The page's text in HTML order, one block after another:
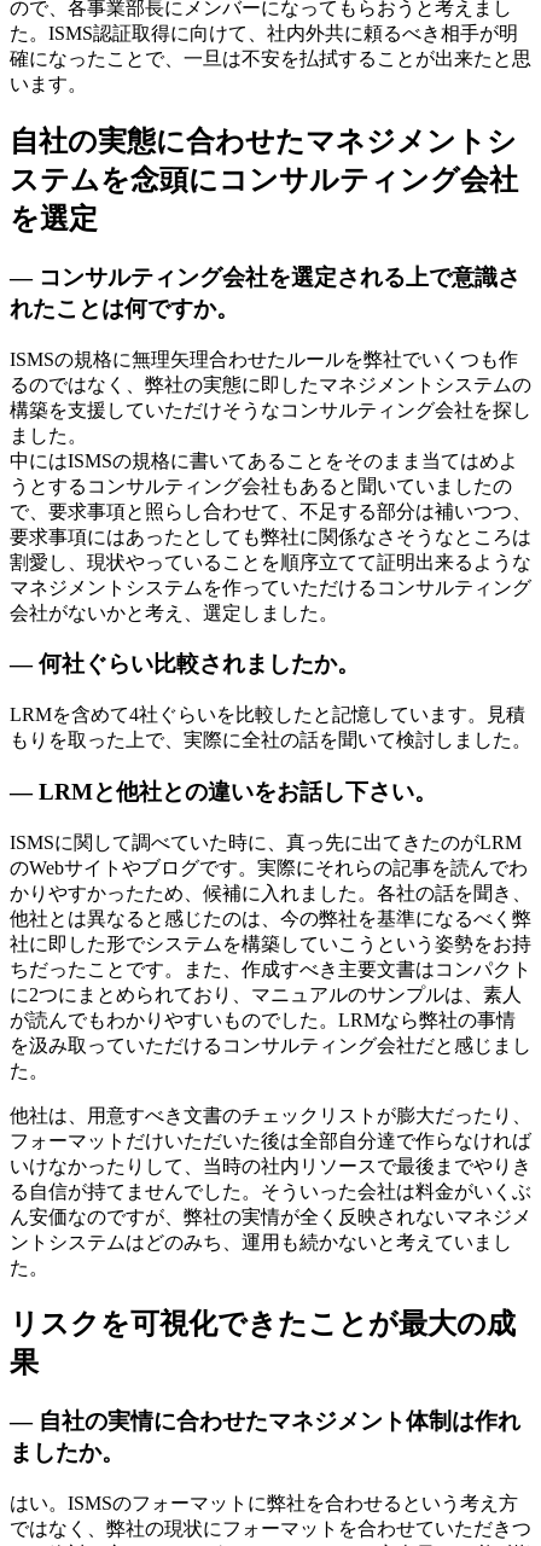
ので、各事業部長にメンバーになってもらおうと考えまし
た。ISMS認証取得に向けて、社内外共に頼るべき相手が明
確になったことで、一旦は不安を払拭することが出来たと思
います。
自社の実態に合わせたマネジメントシ
ステムを念頭にコンサルティング会社
を選定
— コンサルティング会社を選定される上で意識さ
れたことは何ですか。
ISMSの規格に無理矢理合わせたルールを弊社でいくつも作
るのではなく、弊社の実態に即したマネジメントシステムの
構築を支援していただけそうなコンサルティング会社を探し
ました。
中にはISMSの規格に書いてあることをそのまま当てはめよ
うとするコンサルティング会社もあると聞いていましたの
で、要求事項と照らし合わせて、不足する部分は補いつつ、
要求事項にはあったとしても弊社に関係なさそうなところは
割愛し、現状やっていることを順序立てて証明出来るような
マネジメントシステムを作っていただけるコンサルティング
会社がないかと考え、選定しました。
— 何社ぐらい比較されましたか。
LRMを含めて4社ぐらいを比較したと記憶しています。見積
もりを取った上で、実際に全社の話を聞いて検討しました。
— LRMと他社との違いをお話し下さい。
ISMSに関して調べていた時に、真っ先に出てきたのがLRM
のWebサイトやブログです。実際にそれらの記事を読んでわ
かりやすかったため、候補に入れました。各社の話を聞き、
他社とは異なると感じたのは、今の弊社を基準になるべく弊
社に即した形でシステムを構築していこうという姿勢をお持
ちだったことです。また、作成すべき主要文書はコンパクト
に2つにまとめられており、マニュアルのサンプルは、素人
が読んでもわかりやすいものでした。LRMなら弊社の事情
を汲み取っていただけるコンサルティング会社だと感じまし
た。
他社は、用意すべき文書のチェックリストが膨大だったり、
フォーマットだけいただいた後は全部自分達で作らなければ
いけなかったりして、当時の社内リソースで最後までやりき
る自信が持てませんでした。そういった会社は料金がいくぶ
ん安価なのですが、弊社の実情が全く反映されないマネジメ
ントシステムはどのみち、運用も続かないと考えていまし
た。
リスクを可視化できたことが最大の成
果
— 自社の実情に合わせたマネジメント体制は作れ
ましたか。
はい。ISMSのフォーマットに弊社を合わせるという考え方
ではなく、弊社の現状にフォーマットを合わせていただきつ